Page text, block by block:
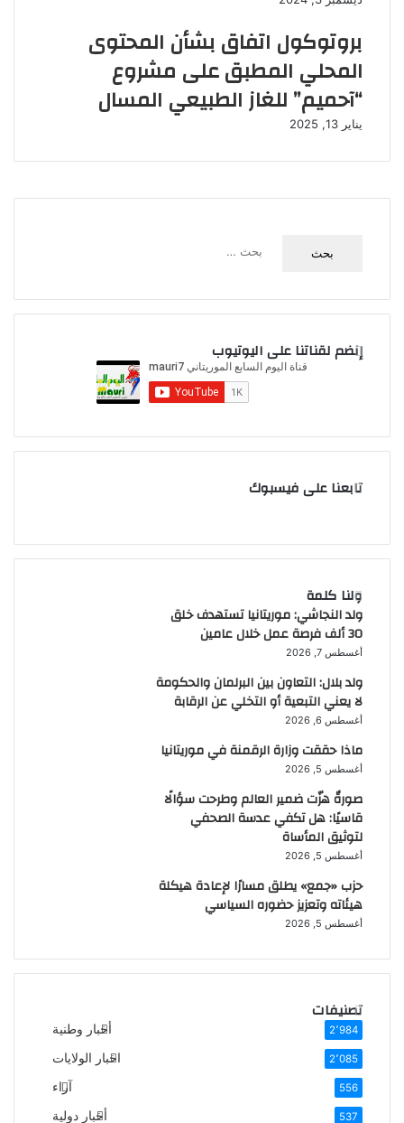
بروتوكول اتفاق بشأن المحتوى
المحلي المطبق على مشروع
“آحميم” للغاز الطبيعي المسال
يناير 13, 2025
ح
ن
:
إنضم لقناتنا على اليوتيوب
تابعنا على فيسبوك
ولنا كلمة
ولد النجاشي: موريتانيا تستهدف خلق
30 ألف فرصة عمل خلال عامين
أغسطس 7, 2026
ولد بلال: التعاون بين البرلمان والحكومة
لا يعني التبعية أو التخلي عن الرقابة
أغسطس 6, 2026
ماذا حققت وزارة الرقمنة في موريتانيا
أغسطس 5, 2026
صورةٌ هزّت ضمير العالم وطرحت سؤالًا
قاسيًا: هل تكفي عدسة الصحفي
لتوثيق المأساة
أغسطس 5, 2026
حزب «جمع» يطلق مسارًا لإعادة هيكلة
هيئاته وتعزيز حضوره السياسي
أغسطس 5, 2026
تصنيفات
أخبار وطنية 2٬984
اخبار الولايات 2٬085
آراء 556
أخبار دولية 537